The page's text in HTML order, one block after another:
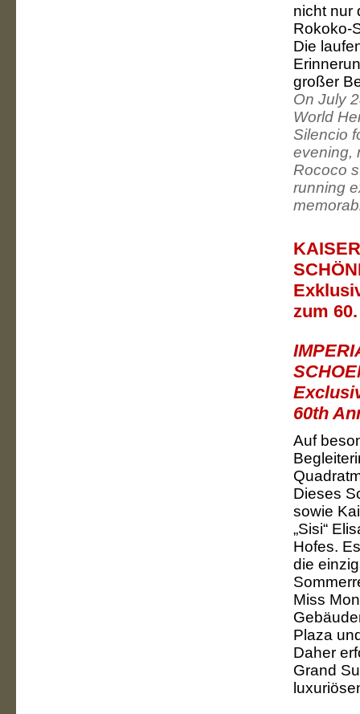
nicht nur
Rokoko-
Die
großer
On July
World
Silencio
evening,
Rococo
running
zum
60th
Auf
Dieses
sowie
„Sisi“
Hofes.
die
Miss
Plaza
Daher
Grand